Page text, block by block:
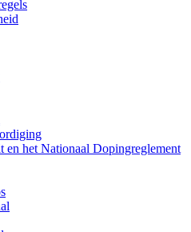
en het Nationaal Dopingreglement